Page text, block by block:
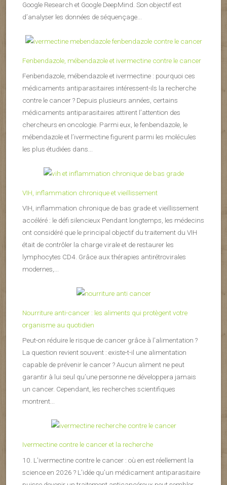
Google Research et Google DeepMind. Son objectif est
d’analyser les données de séquençage...
Fenbendazole, mébendazole et ivermectine contre le cancer
Fenbendazole, mébendazole et ivermectine : pourquoi ces
médicaments antiparasitaires intéressent-ils la recherche
contre le cancer ? Depuis plusieurs années, certains
médicaments antiparasitaires attirent l’attention des
chercheurs en oncologie. Parmi eux, le fenbendazole, le
mébendazole et l’ivermectine figurent parmi les molécules
les plus étudiées dans...
VIH, inflammation chronique et vieillissement
VIH, inflammation chronique de bas grade et vieillissement
accéléré : le défi silencieux Pendant longtemps, les médecins
ont considéré que le principal objectif du traitement du VIH
était de contrôler la charge virale et de restaurer les
lymphocytes CD4. Grâce aux thérapies antirétrovirales
modernes,...
Nourriture anti-cancer : les aliments qui protègent votre
organisme au quotidien
Peut-on réduire le risque de cancer grâce à l’alimentation ?
La question revient souvent : existe-t-il une alimentation
capable de prévenir le cancer ? Aucun aliment ne peut
garantir à lui seul qu’une personne ne développera jamais
un cancer. Cependant, les recherches scientifiques
montrent...
Ivermectine contre le cancer et la recherche
10. L’ivermectine contre le cancer : où en est réellement la
science en 2026 ? L’idée qu’un médicament antiparasitaire